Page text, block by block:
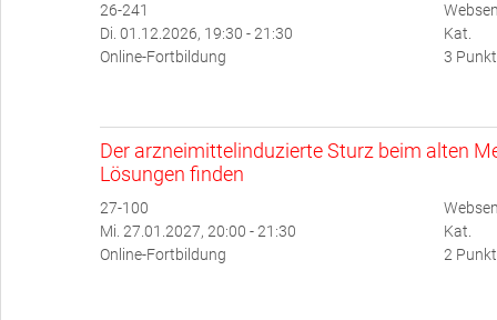
26-241
Di. 01.12.2026, 19:30 - 21:30
Online-Fortbildung
Kat.
3
Der arzneimittelinduzierte Sturz beim alten
Lösungen finden
27-100
Mi. 27.01.2027, 20:00 - 21:30
Online-Fortbildung
Kat.
2